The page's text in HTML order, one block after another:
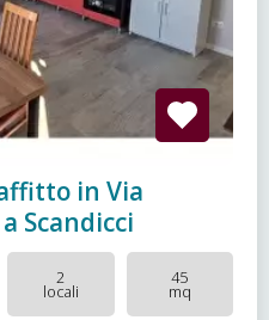
in Via
Scandicci
2
locali
45
mq